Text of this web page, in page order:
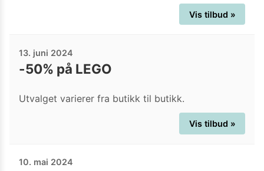
Vis tilbud »
13. juni 2024
-50% på LEGO
Utvalget varierer fra butikk til butikk.
Vis tilbud »
10. mai 2024